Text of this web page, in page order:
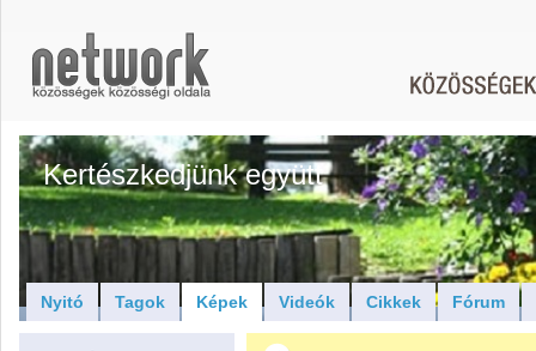
Kertészkedjünk együtt
Nyitó Tagok Képek Videók Cikkek Fórum